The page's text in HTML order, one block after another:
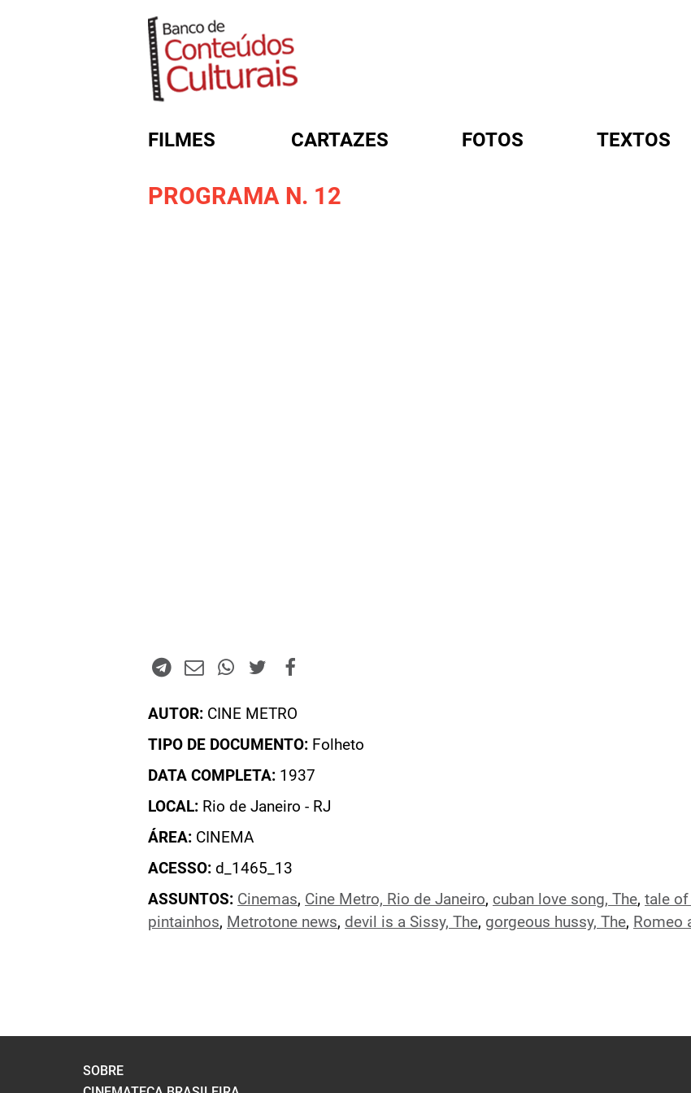
FILMES CARTAZES FOTOS TEXTOS
PROGRAMA N. 12
AUTOR: CINE METRO
TIPO DE DOCUMENTO: Folheto
DATA COMPLETA: 1937
LOCAL: Rio de Janeiro - RJ
ÁREA: CINEMA
ACESSO: d_1465_13
ASSUNTOS: Cinemas, Cine Metro, Rio de Janeiro, cuban love song, The, tale
pintainhos, Metrotone news, devil is a Sissy, The, gorgeous hussy, The, Romeo
SOBRE